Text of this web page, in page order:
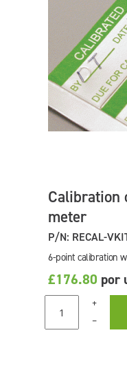
Calibration
meter
P/N: RECAL-
6-point calibration
£176.80 por
+
–